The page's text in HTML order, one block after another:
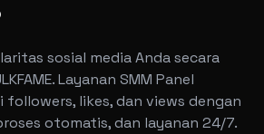
sosial media Anda secara
Layanan SMM Panel
likes, dan views dengan
otomatis, dan layanan 24/7.